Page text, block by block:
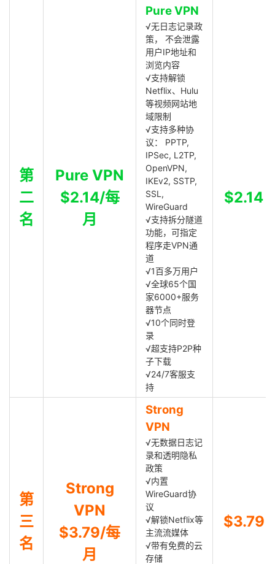
第
二
名
Pure VPN
$2.14/每
月
Pure VPN
√无日志记录政
策， 不会泄露
用户IP地址和
浏览内容
√支持解锁
Netflix、Hulu
等视频网站地
域限制
√支持多种协
议： PPTP,
IPSec, L2TP,
OpenVPN,
IKEv2, SSTP,
SSL,
WireGuard
√支持拆分隧道
功能，可指定
程序走VPN通
道
√1百多万用户
√全球65个国
家6000+服务
器节点
√10个同时登
录
√超支持P2P种
子下载
√24/7客服支
持
$2.14
第
三
名
Strong
VPN
$3.79/每
月
Strong
VPN
√无数据日志记
录和透明隐私
政策
√内置
WireGuard协
议
√解锁Netflix等
主流流媒体
√带有免费的云
存储
$3.79